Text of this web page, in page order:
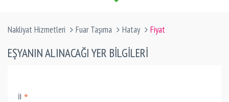
Nakliyat Hizmetleri Fuar Taşıma Hatay Fiyat
EŞYANIN ALINACAĞI YER BILGILERI
İl *